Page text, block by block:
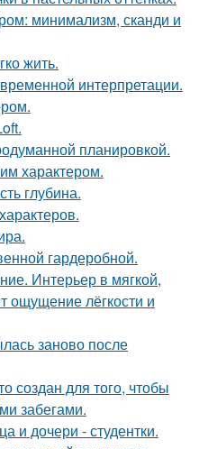
минимализм, сканди и
жить.
интерпретации.
планировкой.
характером.
глубина.
гардеробной.
Интерьер в мягкой,
ощущение лёгкости и
заново после
создан для того, чтобы
забегами.
и дочери - студентки.